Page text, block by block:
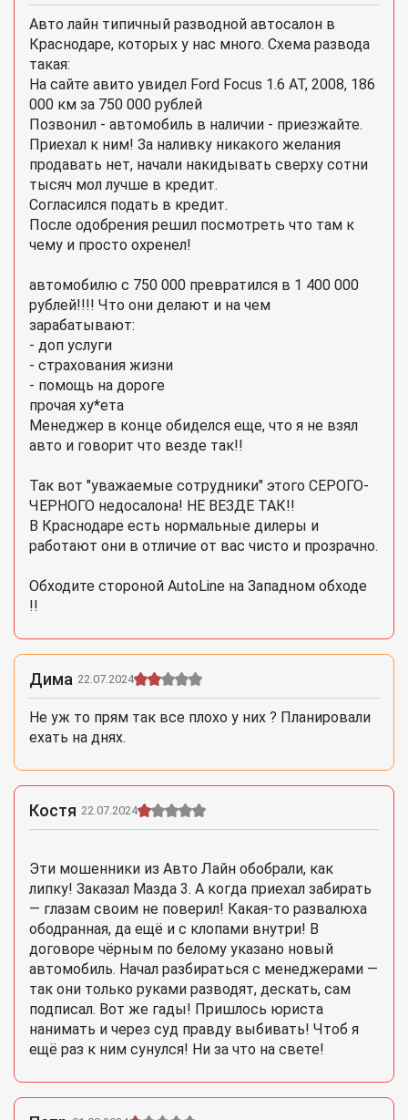
Авто лайн типичный разводной автосалон в
Краснодаре, которых у нас много. Схема развода
такая:
На сайте авито увидел Ford Focus 1.6 AT, 2008, 186
000 км за 750 000 рублей
Позвонил - автомобиль в наличии - приезжайте.
Приехал к ним! За наливку никакого желания
продавать нет, начали накидывать сверху сотни
тысяч мол лучше в кредит.
Согласился подать в кредит.
После одобрения решил посмотреть что там к
чему и просто охренел!
автомобилю с 750 000 превратился в 1 400 000
рублей!!!! Что они делают и на чем
зарабатывают:
- доп услуги
- страхования жизни
- помощь на дороге
прочая ху*ета
Менеджер в конце обиделся еще, что я не взял
авто и говорит что везде так!!
Так вот "уважаемые сотрудники" этого СЕРОГО-
ЧЕРНОГО недосалона! НЕ ВЕЗДЕ ТАК!!
В Краснодаре есть нормальные дилеры и
работают они в отличие от вас чисто и прозрачно.
Обходите стороной AutoLine на Западном обходе
!!
Дима 22.07.2024
Не уж то прям так все плохо у них ? Планировали
ехать на днях.
Костя 22.07.2024
Эти мошенники из Авто Лайн обобрали, как
липку! Заказал Мазда 3. А когда приехал забирать
— глазам своим не поверил! Какая-то развалюха
ободранная, да ещё и с клопами внутри! В
договоре чёрным по белому указано новый
автомобиль. Начал разбираться с менеджерами —
так они только руками разводят, дескать, сам
подписал. Вот же гады! Пришлось юриста
нанимать и через суд правду выбивать! Чтоб я
ещё раз к ним сунулся! Ни за что на свете!